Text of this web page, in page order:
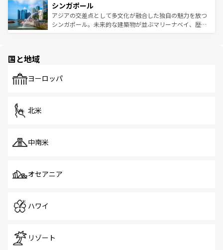
参照してほしい。
激する。気候は一年中温暖で、どの季節にも異なる楽しみ
が待っている。親しみやすいタイの人々、仏教を中心とし
た文化、そして多様な観光資源が、訪れる旅人を魅了し続
み、どこを訪れても感動するはず。観光スポットが密集し
ており、効率よく見どころを回れるのも魅力。息をのむよ
うな絶景から文化的な体験まで、香港を存分に楽しみ尽く
シンガポール
アジアの交差点として多文化が融合した独自の魅力を放つ
シンガポール。未来的な建築物が並ぶマリーナベイ、歴史
で、ホーカーズは地元の風情を楽しめる外せないスポット
国と地域
ヨーロッパ
北米
中南米
オセアニア
ハワイ
リゾート